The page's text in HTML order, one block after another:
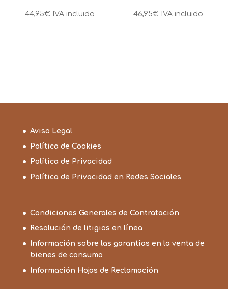
44,95€ IVA incluido 46,95€ IVA incluido
Aviso Legal
Política de Cookies
Política de Privacidad
Política de Privacidad en Redes Sociales
Condiciones Generales de Contratación
Resolución de litigios en línea
Información sobre las garantías en la venta de
bienes de consumo
Información Hojas de Reclamación